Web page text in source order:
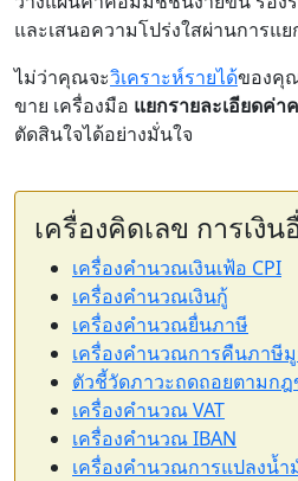
และเสนอความโปร่งใสผ่านการแ
ไม่ว่าคุณจะวิเคราะห์รายได้ของคุ
ขาย เครื่องมือ แยกรายละเอียดค่
ตัดสินใจได้อย่างมั่นใจ
เครื่องคิดเลข การเงิน
เครื่องคำนวณเงินเฟ้อ CPI
เครื่องคำนวณเงินกู้
เครื่องคำนวณยื่นภาษี
เครื่องคำนวณการคืนภาษี
ตัวชี้วัดภาวะถดถอยตามก
เครื่องคำนวณ VAT
เครื่องคำนวณ IBAN
เครื่องคำนวณการแปลงน้ำ